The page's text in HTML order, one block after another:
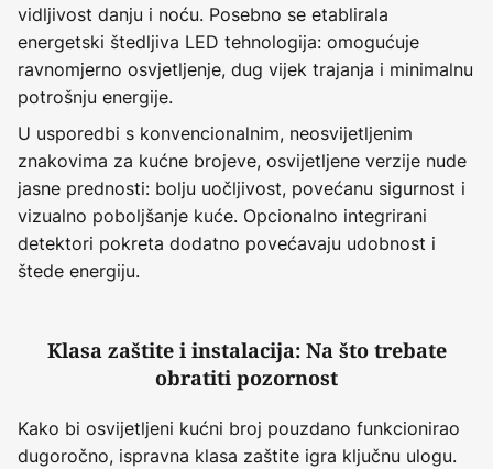
vidljivost danju i noću. Posebno se etablirala
energetski štedljiva LED tehnologija: omogućuje
ravnomjerno osvjetljenje, dug vijek trajanja i minimalnu
potrošnju energije.
U usporedbi s konvencionalnim, neosvijetljenim
znakovima za kućne brojeve, osvijetljene verzije nude
jasne prednosti: bolju uočljivost, povećanu sigurnost i
vizualno poboljšanje kuće. Opcionalno integrirani
detektori pokreta dodatno povećavaju udobnost i
štede energiju.
Klasa zaštite i instalacija: Na što trebate
obratiti pozornost
Kako bi osvijetljeni kućni broj pouzdano funkcionirao
dugoročno, ispravna klasa zaštite igra ključnu ulogu.